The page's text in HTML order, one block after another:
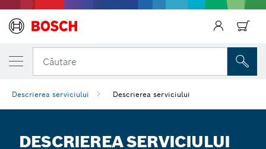
Căutare
Descrierea serviciului Descrierea serviciului
DESCRIEREA SERVICIULUI